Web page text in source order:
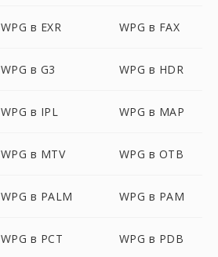
WPG в EXR WPG в FAX
WPG в G3 WPG в HDR
WPG в IPL WPG в MAP
WPG в MTV WPG в OTB
WPG в PALM WPG в PAM
WPG в PCT WPG в PDB